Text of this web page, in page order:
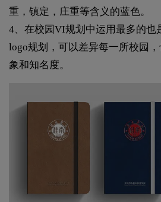
重，镇定，庄重等含义的蓝色。
4、在校园VI规划中运用最多的也
logo规划，可以差异每一所校园
象和知名度。